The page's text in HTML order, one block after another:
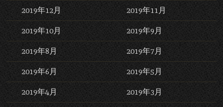
2019年12月 2019年11月
2019年10月 2019年9月
2019年8月 2019年7月
2019年6月 2019年5月
2019年4月 2019年3月